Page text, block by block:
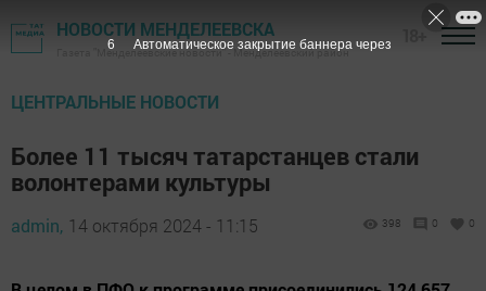
НОВОСТИ МЕНДЕЛЕЕВСКА
Газета "Менделеевские новости" - Менделеевский район
ЦЕНТРАЛЬНЫЕ НОВОСТИ
Более 11 тысяч татарстанцев стали
волонтерами культуры
admin, 14 октября 2024 - 11:15 398 0 0
5 Автоматическое закрытие баннера через